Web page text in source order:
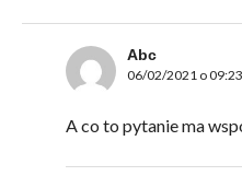
Abc
06/02/2021 o 09:23
A co to pytanie ma